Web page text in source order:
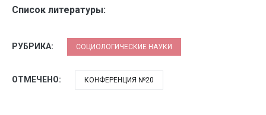
Список литературы:
РУБРИКА: СОЦИОЛОГИЧЕСКИЕ НАУКИ
ОТМЕЧЕНО: КОНФЕРЕНЦИЯ №20